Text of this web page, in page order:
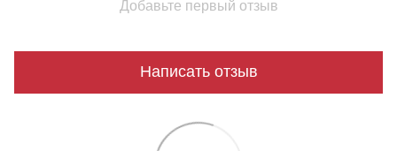
Добавьте первый отзыв
Написать отзыв